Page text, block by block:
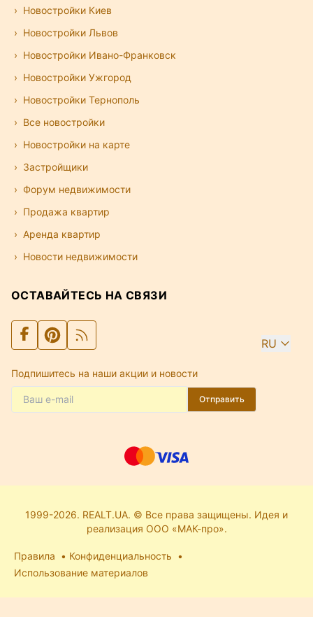
Новостройки Киев
Новостройки Львов
Новостройки Ивано-Франковск
Новостройки Ужгород
Новостройки Тернополь
Все новостройки
Новостройки на карте
Застройщики
Форум недвижимости
Продажа квартир
Аренда квартир
Новости недвижимости
ОСТАВАЙТЕСЬ НА СВЯЗИ
RU
Подпишитесь на наши акции и новости
Отправить
1999-2026. REALT.UA. © Все права защищены. Идея и
реализация ООО «МАК-про».
Правила
Конфиденциальность
Использование материалов